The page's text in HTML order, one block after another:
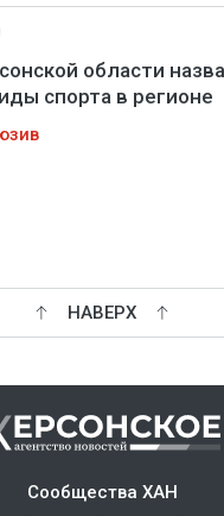
области
спорта в регионе
НАВЕРХ
Сообщества ХАН